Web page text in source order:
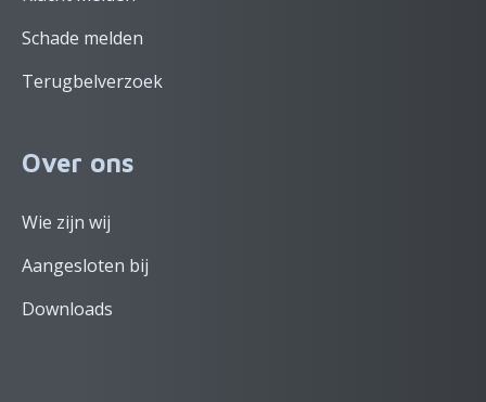
Schade melden
Terugbelverzoek
Over ons
Wie zijn wij
Aangesloten bij
Downloads